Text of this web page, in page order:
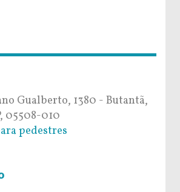
Gualberto, 1380 - Butantã,
05508-010
pedestres